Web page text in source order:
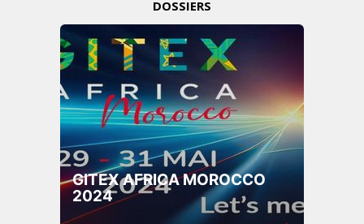
DOSSIERS
GITEX AFRICA MOROCCO
2024